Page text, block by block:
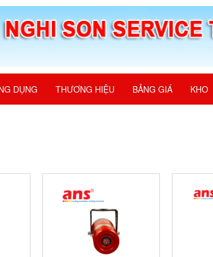
DỤNG THƯƠNG HIỆU BẢNG GIÁ KHO